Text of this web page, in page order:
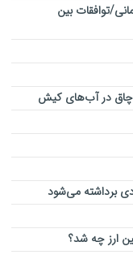
توافقات بین
برداشته می‌شود
ارز چه شد؟